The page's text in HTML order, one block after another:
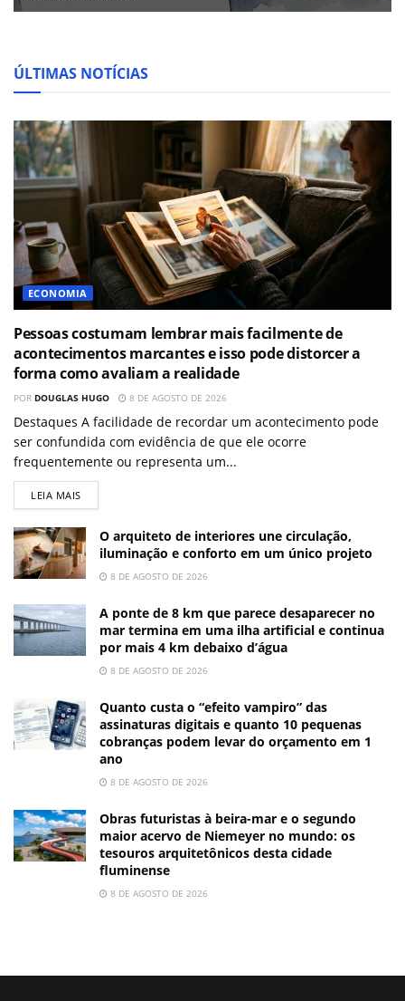
ÚLTIMAS NOTÍCIAS
ECONOMIA
Pessoas costumam lembrar mais facilmente de
acontecimentos marcantes e isso pode distorcer a
forma como avaliam a realidade
POR DOUGLAS HUGO 8 DE AGOSTO DE 2026
Destaques A facilidade de recordar um acontecimento pode
ser confundida com evidência de que ele ocorre
frequentemente ou representa um...
LEIA MAIS
O arquiteto de interiores une circulação,
iluminação e conforto em um único projeto
8 DE AGOSTO DE 2026
A ponte de 8 km que parece desaparecer no
mar termina em uma ilha artificial e continua
por mais 4 km debaixo d’água
8 DE AGOSTO DE 2026
Quanto custa o “efeito vampiro” das
assinaturas digitais e quanto 10 pequenas
cobranças podem levar do orçamento em 1
ano
8 DE AGOSTO DE 2026
Obras futuristas à beira-mar e o segundo
maior acervo de Niemeyer no mundo: os
tesouros arquitetônicos desta cidade
fluminense
8 DE AGOSTO DE 2026